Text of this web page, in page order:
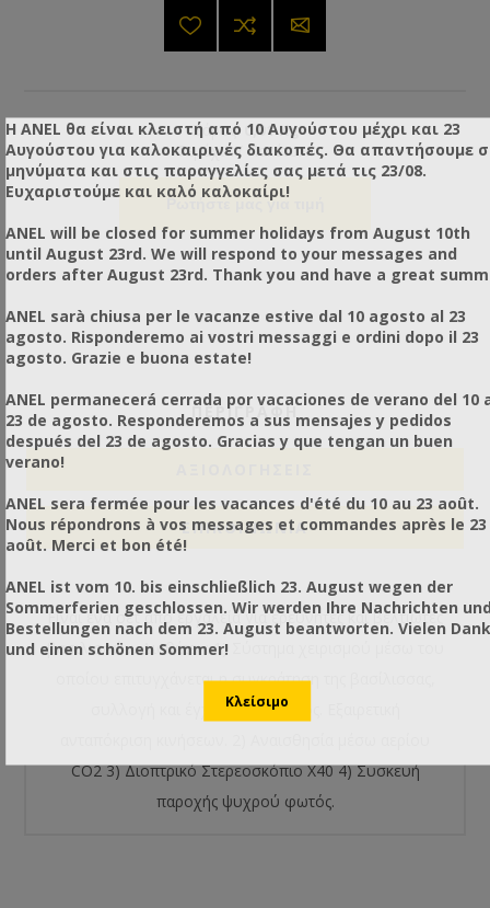
Βάρος: 0,01 Kg
Τεμάχια / Πακέτο: 1
Ρωτήστε μας για τιμή
ΠΕΡΙΓΡΑΦΗ
ΕΠΙΚΟΙΝΩΝΙΑ
Είναι ένα σετ από εργαλεία για ερευνητές και βελτιωτές
βασιλισσών. Διαθέτει : 1) Σύστημα χειρισμού μέσω του
οποίου επιτυγχάνεται η συγκράτηση της βασίλισσας,
συλλογή και έγχυση σπέρματος. Εξαιρετική
CO2 3) Διοπτρικό Στερεοσκόπιο Χ40 4) Συσκευή
παροχής ψυχρού φωτός.
Η ANEL θα είναι κλειστή από 10 Αυγούστου μέχρι και 23
Αυγούστου για καλοκαιρινές διακοπές. Θα απαντήσουμε
μηνύματα και στις παραγγελίες σας μετά τις 23/08.
Ευχαριστούμε και καλό καλοκαίρι!
ANEL will be closed for summer holidays from August 10th
until August 23rd. We will respond to your messages and
orders after August 23rd. Thank you and have a great
ANEL sarà chiusa per le vacanze estive dal 10 agosto al 23
agosto. Risponderemo ai vostri messaggi e ordini dopo il 23
agosto. Grazie e buona estate!
ANEL permanecerá cerrada por vacaciones de verano del 10
23 de agosto. Responderemos a sus mensajes y pedidos
después del 23 de agosto. Gracias y que tengan un buen
verano!
ANEL sera fermée pour les vacances d'été du 10 au 23 août.
Nous répondrons à vos messages et commandes après le 23
août. Merci et bon été!
ANEL ist vom 10. bis einschließlich 23. August wegen der
Sommerferien geschlossen. Wir werden Ihre Nachrichten
Bestellungen nach dem 23. August beantworten. Vielen Dank
und einen schönen Sommer!